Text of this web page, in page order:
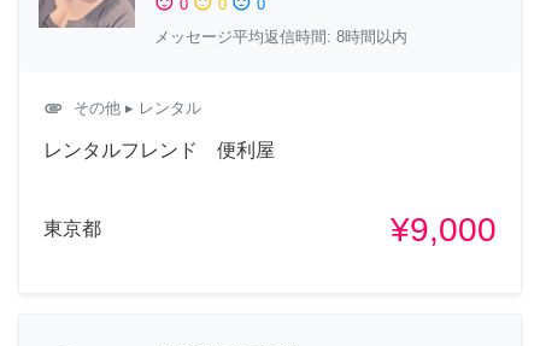
0 0
0
メッセージ平均返信時間: 8時間以内
attachment その他 ▸ レンタル
レンタルフレンド 便利屋
東京都 ¥9,000